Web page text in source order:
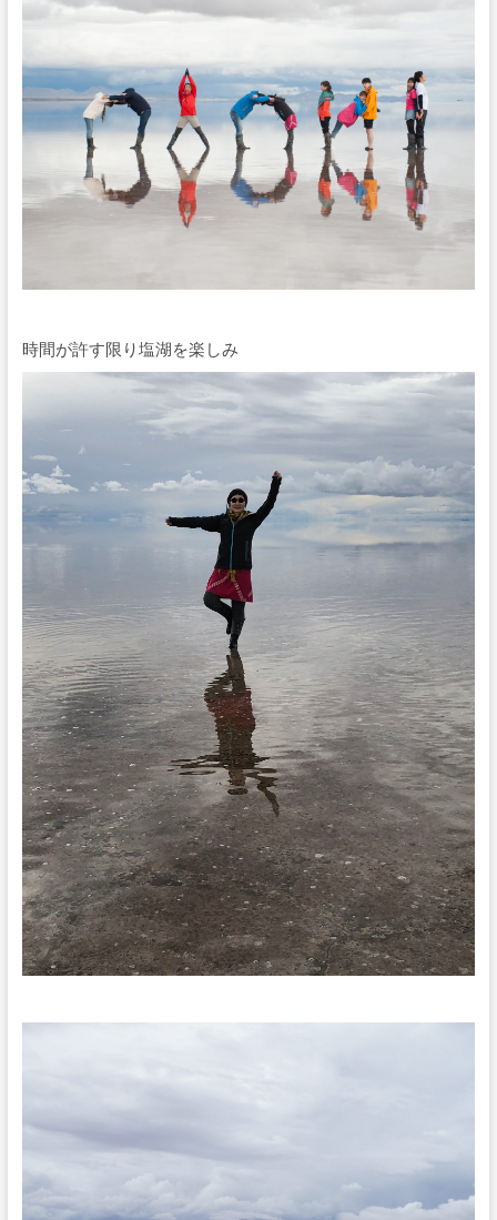
時間が許す限り塩湖を楽しみ